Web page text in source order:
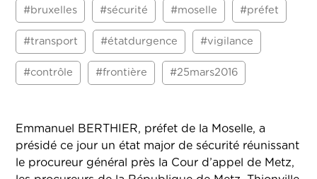
#bruxelles #sécurité #moselle #préfet
#transport #étatdurgence #vigilance
#contrôle #frontière #25mars2016
Emmanuel BERTHIER, préfet de la Moselle, a
présidé ce jour un état major de sécurité réunissant
le procureur général près la Cour d’appel de Metz,